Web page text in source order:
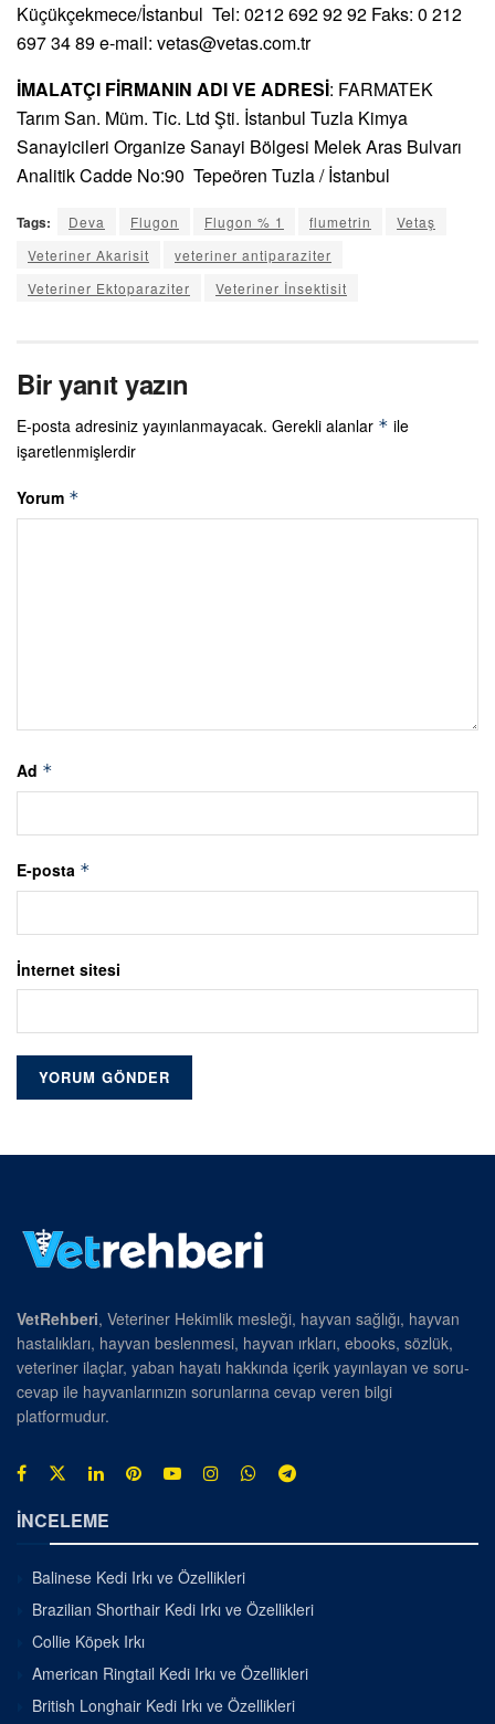
Küçükçekmece/İstanbul Tel: 0212 692 92 92 Faks: 0 212
697 34 89 e-mail: vetas@vetas.com.tr
İMALATÇI FİRMANIN ADI VE ADRESİ: FARMATEK
Tarım San. Müm. Tic. Ltd Şti. İstanbul Tuzla Kimya
Sanayicileri Organize Sanayi Bölgesi Melek Aras Bulvarı
Analitik Cadde No:90 Tepeören Tuzla / İstanbul
Tags: Deva Flugon Flugon % 1 flumetrin
Vetaş
Veteriner Akarisit
veteriner antiparaziter
Veteriner Ektoparaziter
Veteriner İnsektisit
Bir yanıt yazın
E-posta adresiniz yayınlanmayacak. Gerekli alanlar * ile
işaretlenmişlerdir
Yorum *
Ad *
E-posta *
İnternet sitesi
VetRehberi, Veteriner Hekimlik mesleği, hayvan sağlığı, hayvan
hastalıkları, hayvan beslenmesi, hayvan ırkları, ebooks, sözlük,
veteriner ilaçlar, yaban hayatı hakkında içerik yayınlayan ve soru-
cevap ile hayvanlarınızın sorunlarına cevap veren bilgi
platformudur.
İNCELEME
Balinese Kedi Irkı ve Özellikleri
Brazilian Shorthair Kedi Irkı ve Özellikleri
Collie Köpek Irkı
American Ringtail Kedi Irkı ve Özellikleri
British Longhair Kedi Irkı ve Özellikleri